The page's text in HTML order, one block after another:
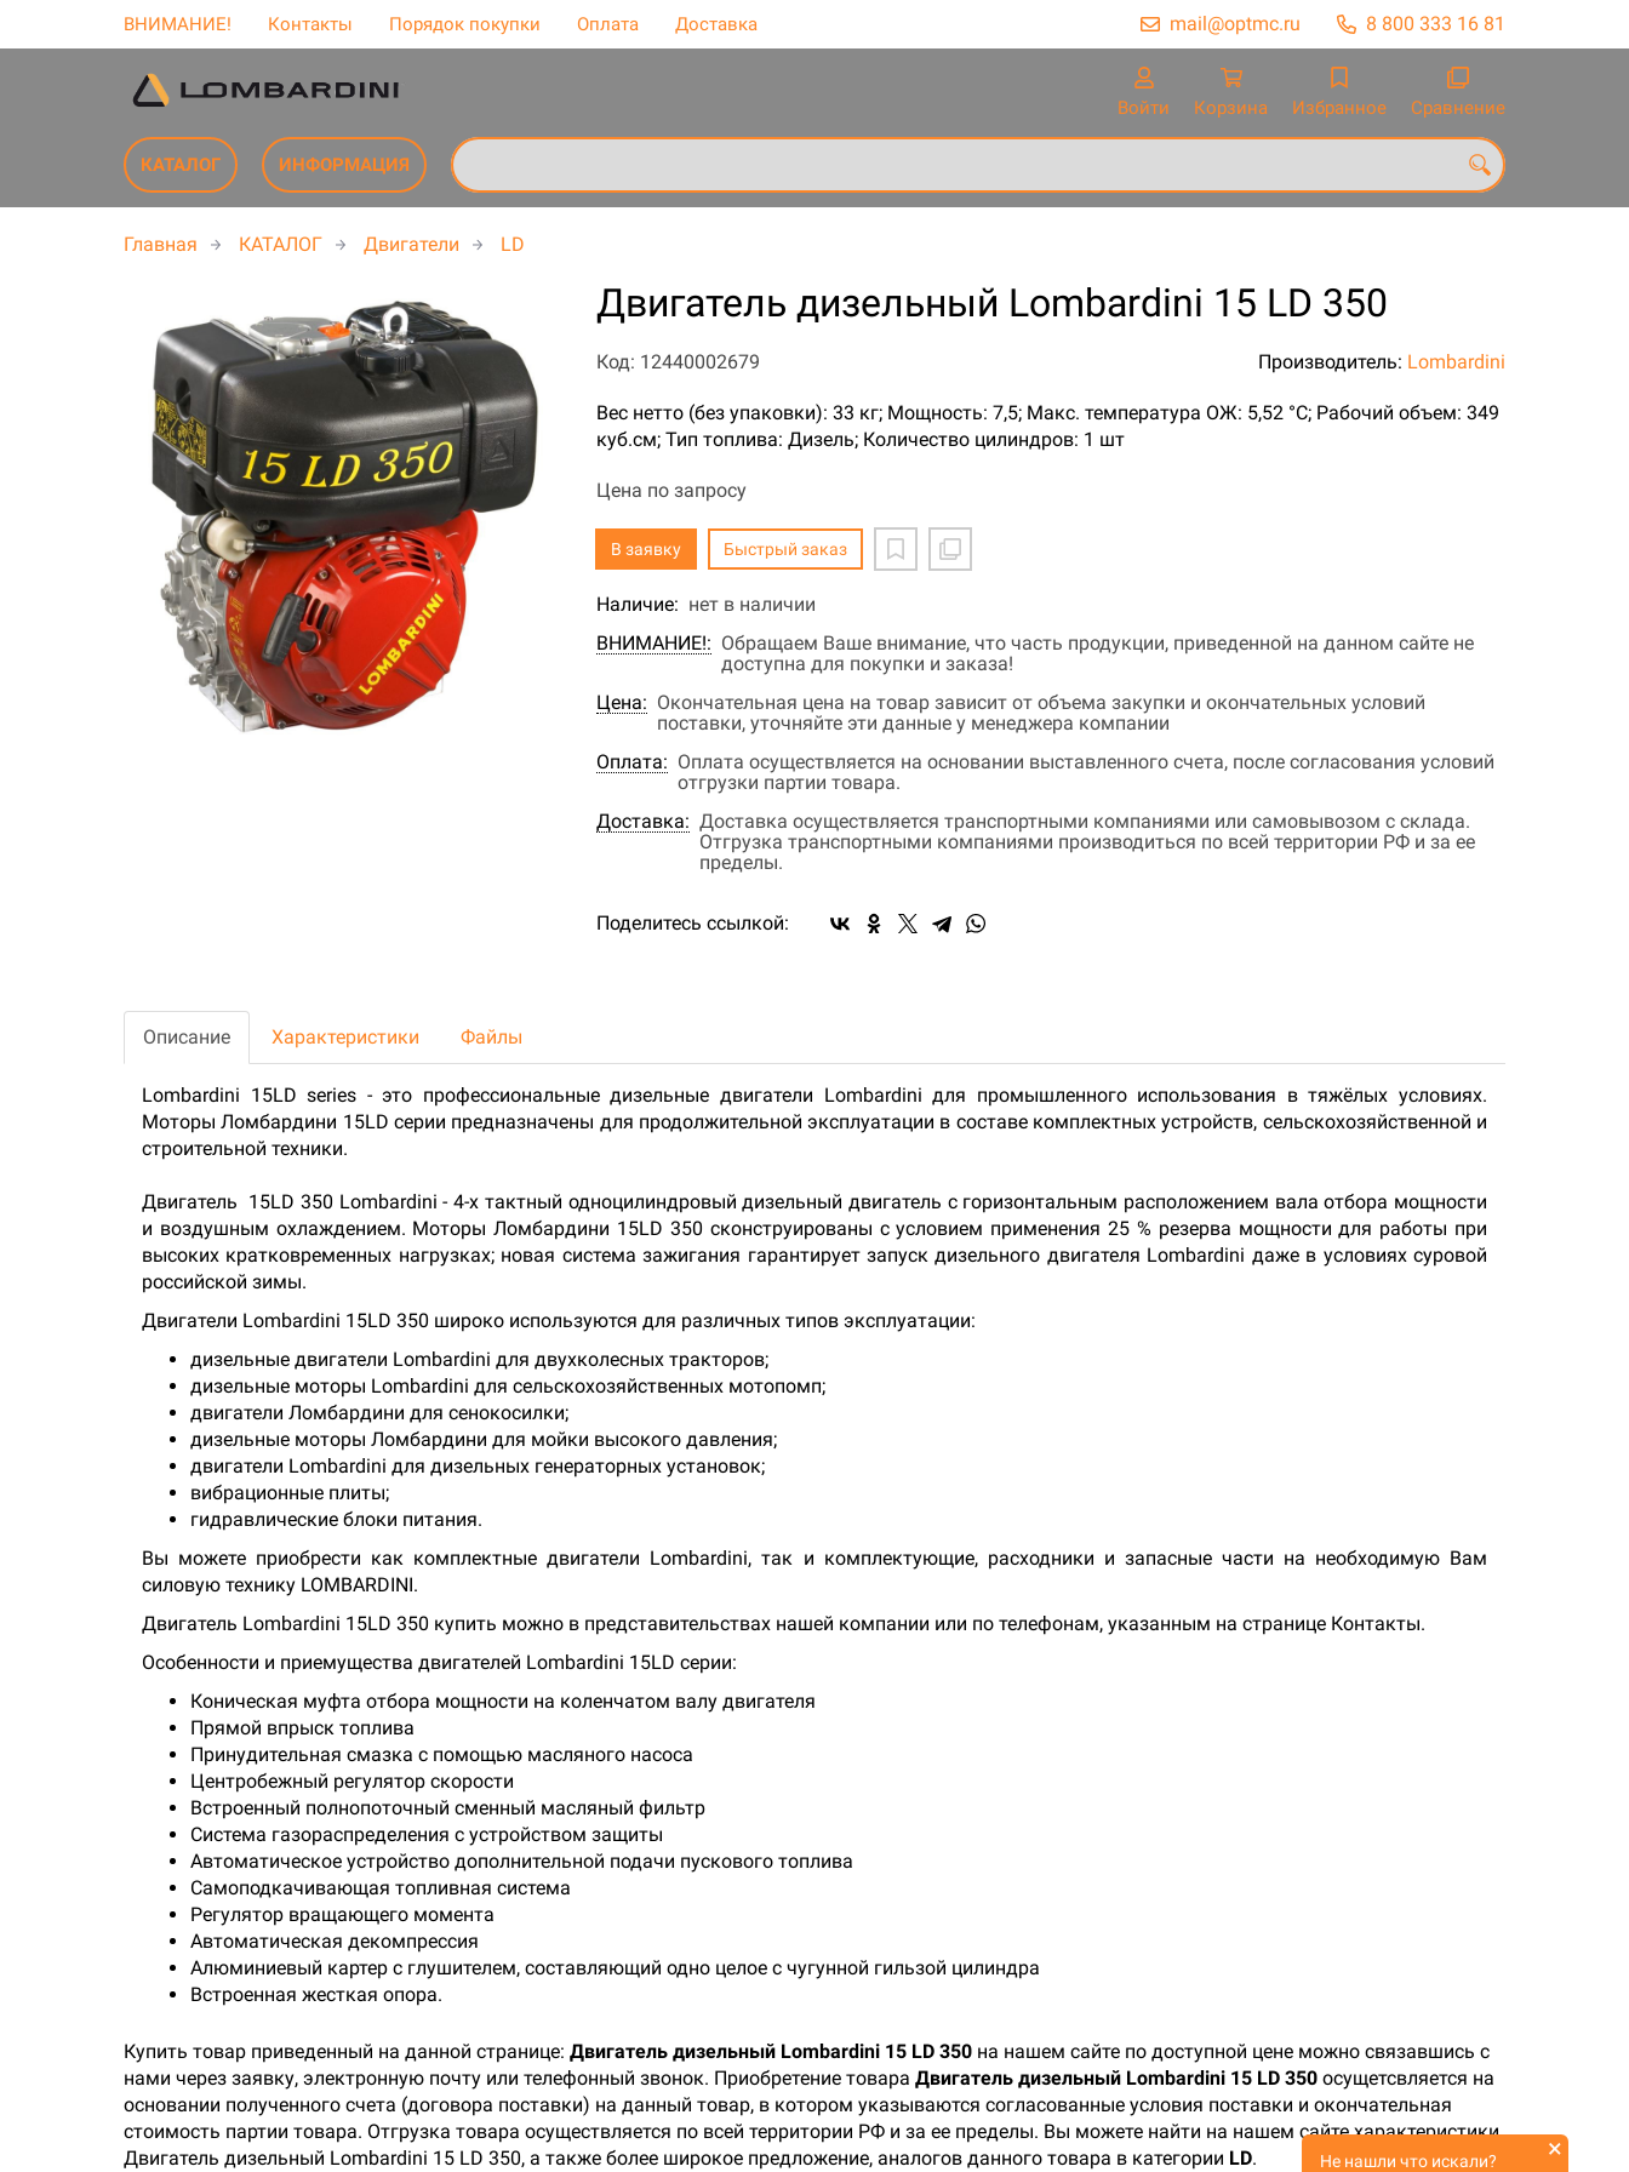
ВНИМАНИЕ! Контакты Порядок покупки Оплата Доставка 8 800 333 16 81
mail@optmc.ru
Войти Корзина Избранное Сравнение
КАТАЛОГ ИНФОРМАЦИЯ
Главная КАТАЛОГ Двигатели LD
Двигатель дизельный Lombardini 15 LD 350
Код: 12440002679 Производитель: Lombardini
Вес нетто (без упаковки): 33 кг; Мощность: 7,5; Макс. температура ОЖ: 5,52 °C; Рабочий объем: 349
куб.см; Тип топлива: Дизель; Количество цилиндров: 1 шт
Цена по запросу
В заявку Быстрый заказ
Наличие: нет в наличии
ВНИМАНИЕ!: Обращаем Ваше внимание, что часть продукции, приведенной на данном сайте не
доступна для покупки и заказа!
Цена: Окончательная цена на товар зависит от объема закупки и окончательных условий
поставки, уточняйте эти данные у менеджера компании
Оплата: Оплата осуществляется на основании выставленного счета, после согласования условий
отгрузки партии товара.
Доставка: Доставка осуществляется транспортными компаниями или самовывозом с склада.
Отгрузка транспортными компаниями производиться по всей территории РФ и за ее
пределы.
Поделитесь ссылкой:
Описание Характеристики Файлы
Lombardini 15LD series - это профессиональные дизельные двигатели Lombardini для промышленного использования в тяжёлых условиях.
Моторы Ломбардини 15LD серии предназначены для продолжительной эксплуатации в составе комплектных устройств, сельскохозяйственной и
строительной техники.
Двигатель 15LD 350 Lombardini - 4-х тактный одноцилиндровый дизельный двигатель с горизонтальным расположением вала отбора мощности
и воздушным охлаждением. Моторы Ломбардини 15LD 350 сконструированы с условием применения 25 % резерва мощности для работы при
высоких кратковременных нагрузках; новая система зажигания гарантирует запуск дизельного двигателя Lombardini даже в условиях суровой
российской зимы.
Двигатели Lombardini 15LD 350 широко используются для различных типов эксплуатации:
дизельные двигатели Lombardini для двухколесных тракторов;
дизельные моторы Lombardini для сельскохозяйственных мотопомп;
двигатели Ломбардини для сенокосилки;
дизельные моторы Ломбардини для мойки высокого давления;
двигатели Lombardini для дизельных генераторных установок;
вибрационные плиты;
гидравлические блоки питания.
Вы можете приобрести как комплектные двигатели Lombardini, так и комплектующие, расходники и запасные части на необходимую Вам
силовую технику LOMBARDINI.
Двигатель Lombardini 15LD 350 купить можно в представительствах нашей компании или по телефонам, указанным на странице Контакты.
Особенности и приемущества двигателей Lombardini 15LD серии:
Коническая муфта отбора мощности на коленчатом валу двигателя
Прямой впрыск топлива
Принудительная смазка с помощью масляного насоса
Центробежный регулятор скорости
Встроенный полнопоточный сменный масляный фильтр
Система газораспределения с устройством защиты
Автоматическое устройство дополнительной подачи пускового топлива
Самоподкачивающая топливная система
Регулятор вращающего момента
Автоматическая декомпрессия
Алюминиевый картер с глушителем, составляющий одно целое с чугунной гильзой цилиндра
Встроенная жесткая опора.
Купить товар приведенный на данной странице: Двигатель дизельный Lombardini 15 LD 350 на нашем сайте по доступной цене можно связавшись с
нами через заявку, электронную почту или телефонный звонок. Приобретение товара Двигатель дизельный Lombardini 15 LD 350 осущетсвляется на
основании полученного счета (договора поставки) на данный товар, в котором указываются согласованные условия поставки и окончательная
стоимость партии товара. Отгрузка товара осуществляется по всей территории РФ и за ее пределы. Вы можете найти на нашем сайте характеристики
Двигатель дизельный Lombardini 15 LD 350, а также более широкое предложение, аналогов данного товара в категории LD.
Не нашли что искали?
×